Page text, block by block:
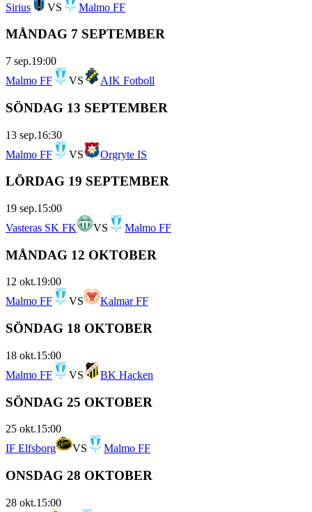
Sirius
VS Malmo FF
MÅNDAG 7 SEPTEMBER
7 sep.19:00
Malmo FF
VS AIK Fotboll
SÖNDAG 13 SEPTEMBER
13 sep.16:30
Malmo FF
VS Orgryte IS
LÖRDAG 19 SEPTEMBER
19 sep.15:00
Vasteras SK FK
VS Malmo FF
MÅNDAG 12 OKTOBER
12 okt.19:00
Malmo FF
VS Kalmar FF
SÖNDAG 18 OKTOBER
18 okt.15:00
Malmo FF
VS BK Hacken
SÖNDAG 25 OKTOBER
25 okt.15:00
IF Elfsborg
VS Malmo FF
ONSDAG 28 OKTOBER
28 okt.15:00